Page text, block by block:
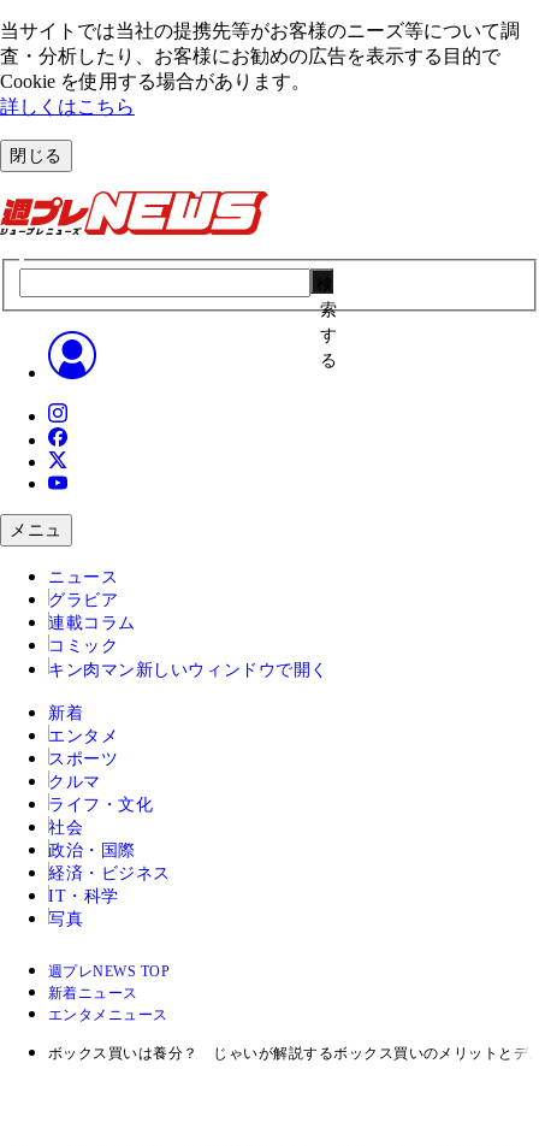
当サイトでは当社の提携先等がお客様のニーズ等について調
査・分析したり、お客様にお勧めの広告を表⽰する⽬的で
Cookie を使⽤する場合があります。
詳しくはこちら
閉じる
索
す
る
メニュ
ニュース
グラビア
連載コラム
コミック
キン肉マン 新しいウィンドウで開く
新着
エンタメ
スポーツ
クルマ
ライフ・文化
社会
政治・国際
経済・ビジネス
IT・科学
写真
週プレNEWS TOP
新着ニュース
エンタメニュース
ボックス買いは養分？ じゃいが解説するボックス買いのメリットとデ